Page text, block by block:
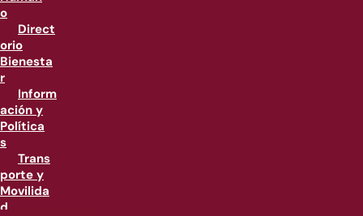
o
Direct
orio
Bienesta
r
Inform
ación y
Política
s
Trans
porte y
Movilida
d